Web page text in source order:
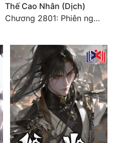
Thế Cao Nhân (Dịch)
Chương 2801: Phiên ngoại 6: Sau khi trở về, hạ du năm tháng. 3